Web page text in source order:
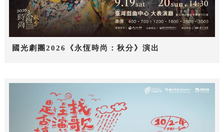
國光劇團2026《永恆時尚：秋分》演出